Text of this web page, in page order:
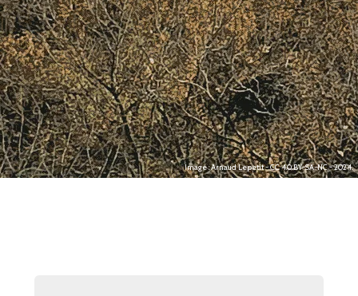
Image : Arnaud Lepetit - CC 4.0 BY-SA-NC - 2024.